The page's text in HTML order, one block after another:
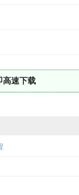
高速下载